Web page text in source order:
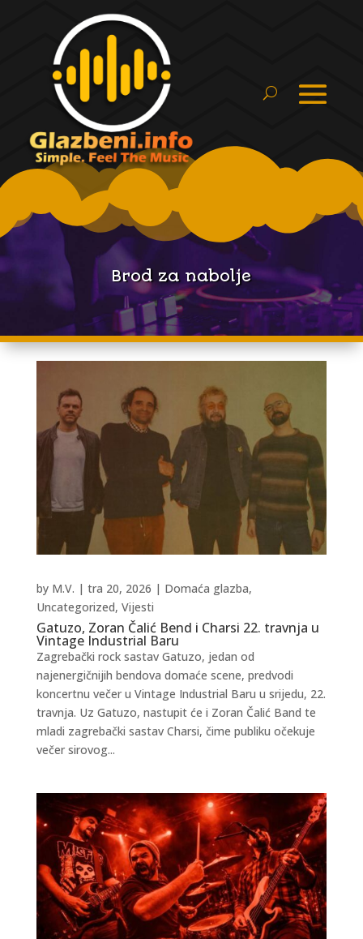
Brod za nabolje
Gatuzo, Zoran Čalić Bend i Charsi 22. travnja u
Vintage Industrial Baru
by M.V. | tra 20, 2026 | Domaća glazba,
Uncategorized, Vijesti
Zagrebački rock sastav Gatuzo, jedan od
najenergičnijih bendova domaće scene, predvodi
koncertnu večer u Vintage Industrial Baru u srijedu, 22.
travnja. Uz Gatuzo, nastupit će i Zoran Čalić Band te
mladi zagrebački sastav Charsi, čime publiku očekuje
večer sirovog...